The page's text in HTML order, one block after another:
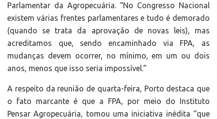
Parlamentar da Agropecuária. “No Congresso Nacional
existem várias frentes parlamentares e tudo é demorado
(quando se trata da aprovação de novas leis), mas
acreditamos que, sendo encaminhado via FPA, as
mudanças devem ocorrer, no mínimo, em um ou dois
anos, menos que isso seria impossível.”
A respeito da reunião de quarta-feira, Porto destaca que
o fato marcante é que a FPA, por meio do Instituto
Pensar Agropecuária, tomou uma iniciativa inédita “que